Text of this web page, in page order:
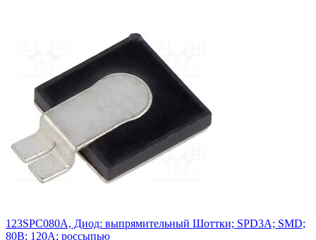
123SPC080A, Диод: выпрямительный Шоттки; SPD3A; SMD;
80В; 120А; россыпью